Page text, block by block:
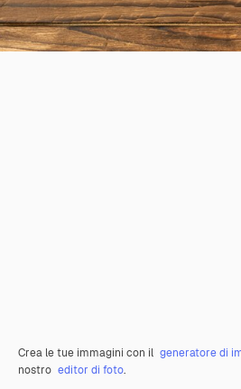
Crea le tue immagini con il generatore di
nostro editor di foto.